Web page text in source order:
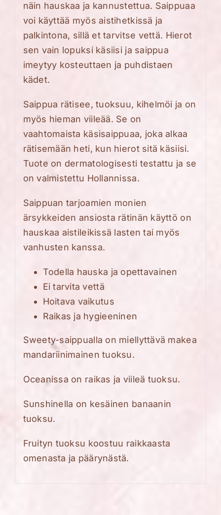
näin hauskaa ja kannustettua. Saippuaa
voi käyttää myös aistihetkissä ja
palkintona, sillä et tarvitse vettä. Hierot
sen vain lopuksi käsiisi ja saippua
imeytyy kosteuttaen ja puhdistaen
kädet.
Saippua rätisee, tuoksuu, kihelmöi ja on
myös hieman viileää. Se on
vaahtomaista käsisaippuaa, joka alkaa
rätisemään heti, kun hierot sitä käsiisi.
Tuote on dermatologisesti testattu ja se
on valmistettu Hollannissa.
Saippuan tarjoamien monien
ärsykkeiden ansiosta rätinän käyttö on
hauskaa aistileikissä lasten tai myös
vanhusten kanssa.
Todella hauska ja opettavainen
Ei tarvita vettä
Hoitava vaikutus
Raikas ja hygieeninen
Sweety-saippualla on miellyttävä makea
mandariinimainen tuoksu.
Oceanissa on raikas ja viileä tuoksu.
Sunshinella on kesäinen banaanin
tuoksu.
Fruityn tuoksu koostuu raikkaasta
omenasta ja päärynästä.